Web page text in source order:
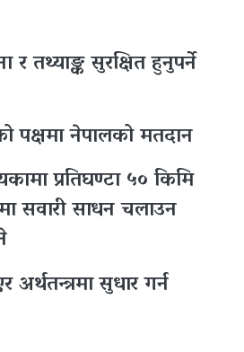
र तथ्याङ्क सुरक्षित हुनुपर्ने
पक्षमा नेपालको मतदान
प्रतिघण्टा ५० किमि
सवारी साधन चलाउन
अर्थतन्त्रमा सुधार गर्न